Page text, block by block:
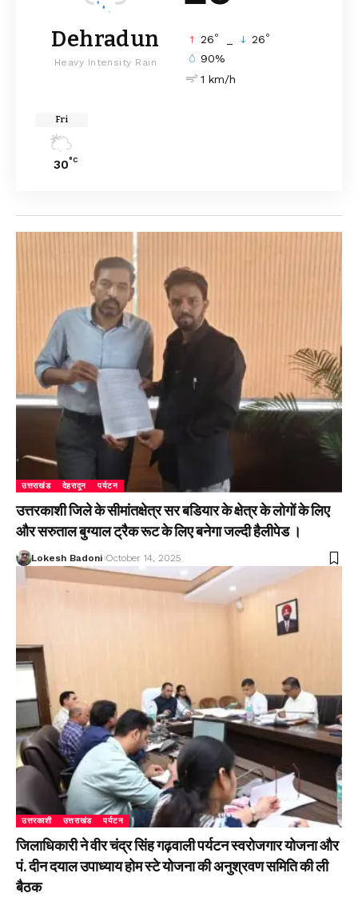
Dehradun
Heavy Intensity Rain
26° 26°
90%
1 km/h
Fri
30°C
उत्तराखंड देहरादून पर्यटन
उत्तरकाशी जिले के सीमांतक्षेत्र सर बडियार के क्षेत्र के लोगों के लिए
और सरुताल बुग्याल ट्रैक रूट के लिए बनेगा जल्दी हैलीपेड ।
Lokesh Badoni October 14, 2025
उत्तरकाशी उत्तराखंड पर्यटन
जिलाधिकारी ने वीर चंद्र सिंह गढ़वाली पर्यटन स्वरोजगार योजना और
पं. दीन दयाल उपाध्याय होम स्टे योजना की अनुश्रवण समिति की ली
बैठक